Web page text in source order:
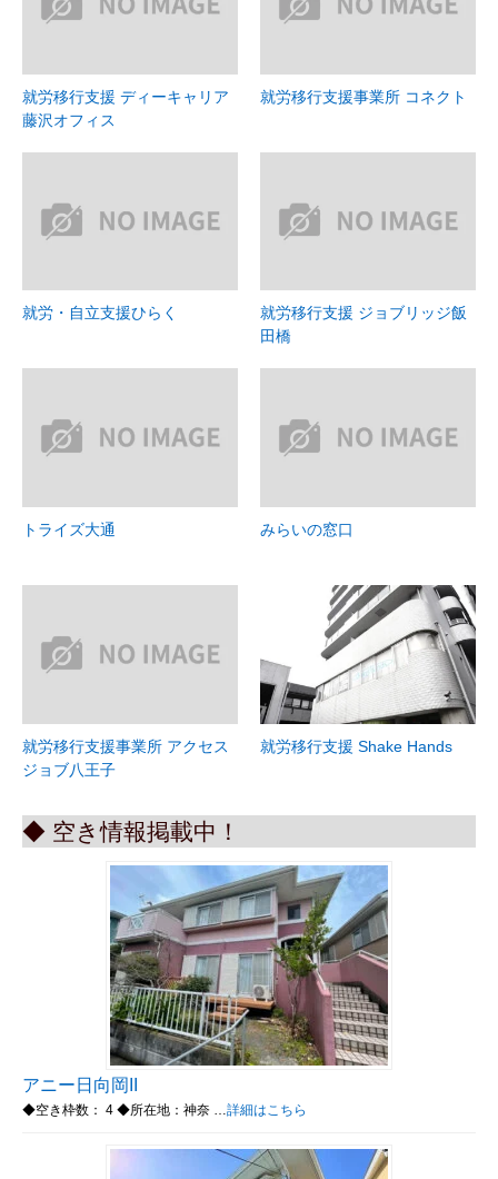
就労移行支援 ディーキャリア
藤沢オフィス
就労移行支援事業所 コネクト
就労・自立支援ひらく
就労移行支援 ジョブリッジ飯
田橋
トライズ大通 みらいの窓口
就労移行支援事業所 アクセス
ジョブ八王子
就労移行支援 Shake Hands
◆ 空き情報掲載中！
アニー日向岡II
◆空き枠数： 4 ◆所在地：神奈 …詳細はこちら